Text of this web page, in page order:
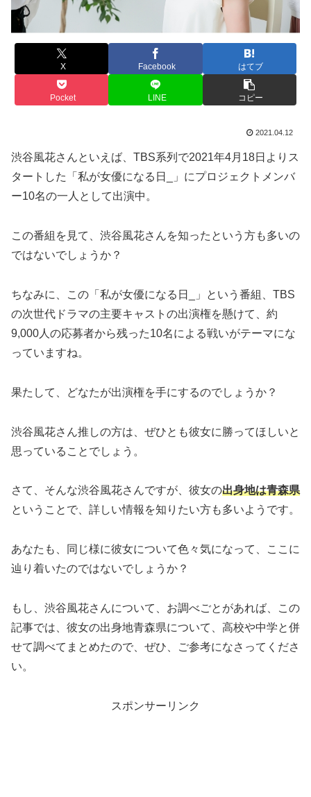
X Facebook はてブ
Pocket LINE コピー
2021.04.12
渋谷風花さんといえば、TBS系列で2021年4月18日よりス
タートした「私が女優になる日_」にプロジェクトメンバ
ー10名の一人として出演中。
この番組を見て、渋谷風花さんを知ったという方も多いの
ではないでしょうか？
ちなみに、この「私が女優になる日_」という番組、TBS
の次世代ドラマの主要キャストの出演権を懸けて、約
9,000人の応募者から残った10名による戦いがテーマにな
っていますね。
果たして、どなたが出演権を手にするのでしょうか？
渋谷風花さん推しの方は、ぜひとも彼女に勝ってほしいと
思っていることでしょう。
さて、そんな渋谷風花さんですが、彼女の出身地は青森県
ということで、詳しい情報を知りたい方も多いようです。
あなたも、同じ様に彼女について色々気になって、ここに
辿り着いたのではないでしょうか？
もし、渋谷風花さんについて、お調べごとがあれば、この
記事では、彼女の出身地青森県について、高校や中学と併
せて調べてまとめたので、ぜひ、ご参考になさってくださ
い。
スポンサーリンク